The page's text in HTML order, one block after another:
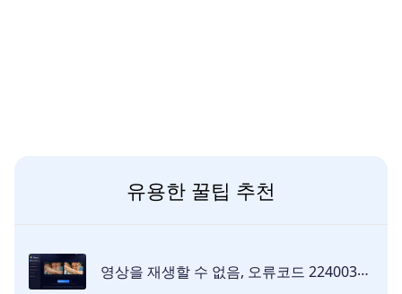
유용한 꿀팁 추천
영상을 재생할 수 없음, 오류코드 224003가 표시될 때의 해결 방법